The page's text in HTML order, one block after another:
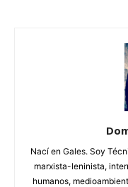
Nací en Gales. Soy
marxista-leninista,
humanos,